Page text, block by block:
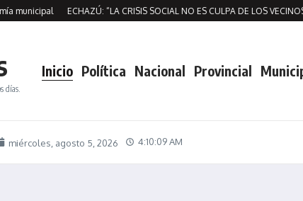
ECHAZÚ: “LA CRISIS SOCIAL NO ES CULPA DE LOS VECINOS,
días.
Inicio Política Nacional Provincial
miércoles, agosto 5, 2026 4:10:10 AM